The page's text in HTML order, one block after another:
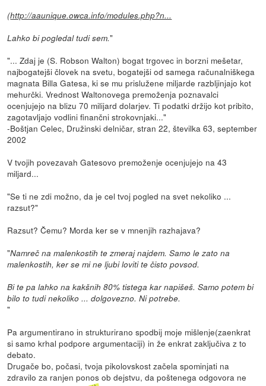
(http://aaunique.owca.info/modules.php?n...
Lahko bi pogledal tudi sem."
"... Zdaj je (S. Robson Walton) bogat trgovec in borzni mešetar,
najbogatejši človek na svetu, bogatejši od samega računalniškega
magnata Billa Gatesa, ki se mu prislužene miljarde razbljinjajo kot
mehurčki. Vrednost Waltonovega premoženja poznavalci
ocenjujejo na blizu 70 milijard dolarjev. Ti podatki držijo kot pribito,
zagotavljajo vodlini finančni strokovnjaki..."
-Boštjan Celec, Družinski delničar, stran 22, številka 63, september
2002
V tvojih povezavah Gatesovo premoženje ocenjujejo na 43
miljard...
"Se ti ne zdi možno, da je cel tvoj pogled na svet nekoliko ...
razsut?"
Razsut? Čemu? Morda ker se v mnenjih razhajava?
"Namreč na malenkostih te zmeraj najdem. Samo le zato na
malenkostih, ker se mi ne ljubi loviti te čisto povsod.
Bi te pa lahko na kakšnih 80% tistega kar napišeš. Samo potem bi
bilo to tudi nekoliko ... dolgovezno. Ni potrebe.
"
Pa argumentirano in strukturirano spodbij moje mišlenje(zaenkrat
si samo krhal podpore argumentaciji) in že enkrat zaključiva z to
debato.
Drugače bo, počasi, tvoja pikolovskost začela spominjati na
zdravilo za ranjen ponos ob dejstvu, da poštenega odgovora ne